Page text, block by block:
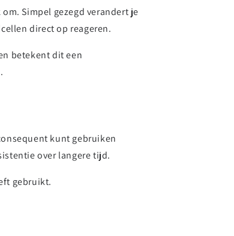
Simpel gezegd verandert je
direct op reageren.
betekent dit een
kunt gebruiken
over langere tijd.
gebruikt.